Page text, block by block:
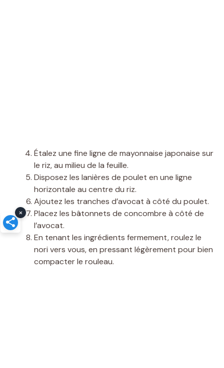
Étalez une fine ligne de mayonnaise japonaise sur
le riz, au milieu de la feuille.
Disposez les lanières de poulet en une ligne
horizontale au centre du riz.
Ajoutez les tranches d’avocat à côté du poulet.
Placez les bâtonnets de concombre à côté de
l’avocat.
En tenant les ingrédients fermement, roulez le
nori vers vous, en pressant légèrement pour bien
compacter le rouleau.
×